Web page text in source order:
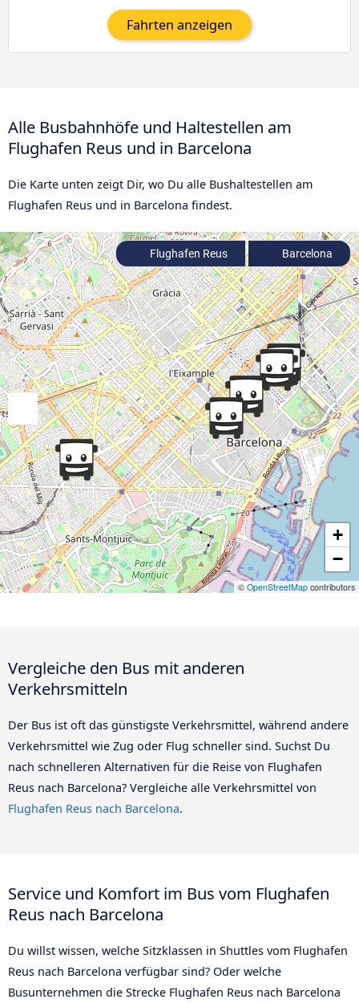
Fahrten anzeigen
Alle Busbahnhöfe und Haltestellen am
Flughafen Reus und in Barcelona
Die Karte unten zeigt Dir, wo Du alle Bushaltestellen am
Flughafen Reus und in Barcelona findest.
+
−
© OpenStreetMap contributors
Flughafen Reus Barcelona
Vergleiche den Bus mit anderen
Verkehrsmitteln
Der Bus ist oft das günstigste Verkehrsmittel, während andere
Verkehrsmittel wie Zug oder Flug schneller sind. Suchst Du
nach schnelleren Alternativen für die Reise von Flughafen
Reus nach Barcelona? Vergleiche alle Verkehrsmittel von
Flughafen Reus nach Barcelona.
Service und Komfort im Bus vom Flughafen
Reus nach Barcelona
Du willst wissen, welche Sitzklassen in Shuttles vom Flughafen
Reus nach Barcelona verfügbar sind? Oder welche
Busunternehmen die Strecke Flughafen Reus nach Barcelona